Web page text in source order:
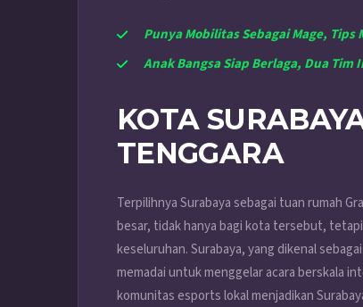
Punya Mobilitas Sebagai Mage, Tips
Anak Bangsa Siap Berlaga, Dua Tim
KOTA
TENGGARA
Terpilihnya Surabaya sebagai tuan rumah
besar, tidak hanya bagi kota tersebut,
keseluruhan. Surabaya, yang dikenal
memadai untuk menggelar acara berskala
komunitas esports lokal menjadikan